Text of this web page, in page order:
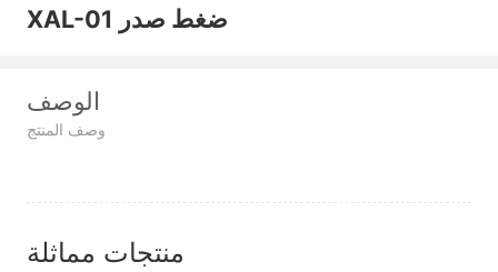
XAL-01 ضغط صدر
الوصف
وصف المنتج
منتجات مماثلة